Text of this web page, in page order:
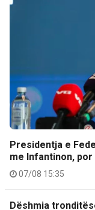
Presidentja e
me Infantinon,
07/08 15:35
Dëshmia